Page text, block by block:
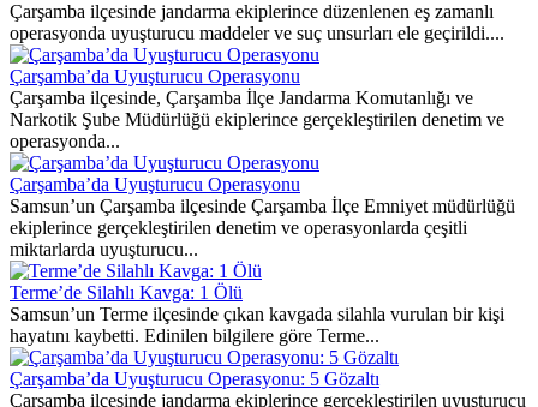
Çarşamba ilçesinde jandarma ekiplerince düzenlenen eş zamanlı
operasyonda uyuşturucu maddeler ve suç unsurları ele geçirildi....
Çarşamba’da Uyuşturucu Operasyonu
Çarşamba ilçesinde, Çarşamba İlçe Jandarma Komutanlığı ve
Narkotik Şube Müdürlüğü ekiplerince gerçekleştirilen denetim ve
operasyonda...
Çarşamba’da Uyuşturucu Operasyonu
Samsun’un Çarşamba ilçesinde Çarşamba İlçe Emniyet müdürlüğü
ekiplerince gerçekleştirilen denetim ve operasyonlarda çeşitli
miktarlarda uyuşturucu...
Terme’de Silahlı Kavga: 1 Ölü
Samsun’un Terme ilçesinde çıkan kavgada silahla vurulan bir kişi
hayatını kaybetti. Edinilen bilgilere göre Terme...
Çarşamba’da Uyuşturucu Operasyonu: 5 Gözaltı
Çarşamba ilçesinde jandarma ekiplerince gerçekleştirilen uyuşturucu